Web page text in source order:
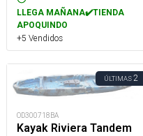
LLEGA MAÑANA✔️TIENDA
APOQUINDO
+5 Vendidos
ÚLTIMAS2
OD300718BA
Kayak Riviera Tandem